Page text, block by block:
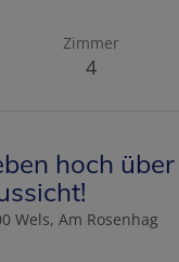
Zimmer
4
hoch
Wels, Am Rosenhag